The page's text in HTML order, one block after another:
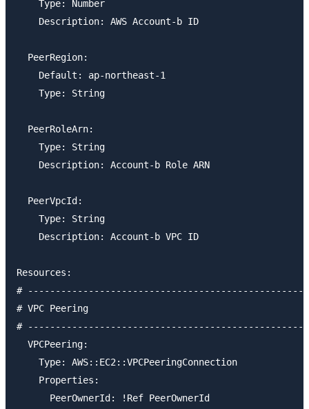
    Type: Number
    Description: AWS Account-b ID
  PeerRegion:
    Default: ap-northeast-1
    Type: String
  PeerRoleArn:
    Type: String
    Description: Account-b Role ARN
  PeerVpcId:
    Type: String
    Description: Account-b VPC ID
Resources:
#
# VPC Peering
#
  VPCPeering:
    Type: AWS::EC2::VPCPeeringConnection
    Properties:
      PeerOwnerId: !Ref PeerOwnerId